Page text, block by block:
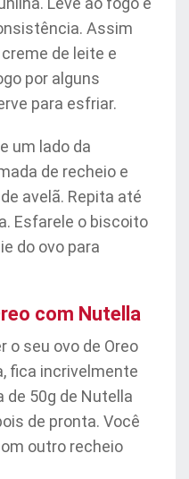
Assim
de leite e
por alguns
para esfriar.
um lado da
de recheio e
avelã. Repita até
Esfarele o biscoito
do ovo para
com Nutella
o seu ovo de Oreo
fica incrivelmente
de 50g de Nutella
de pronta. Você
outro recheio